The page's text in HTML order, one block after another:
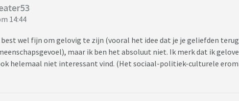
14:44
wel fijn om gelovig te zijn (vooral het idee dat je je geliefden
maar ik ben het absoluut niet. Ik merk dat ik
helemaal niet interessant vind. (Het sociaal-politiek-culturele